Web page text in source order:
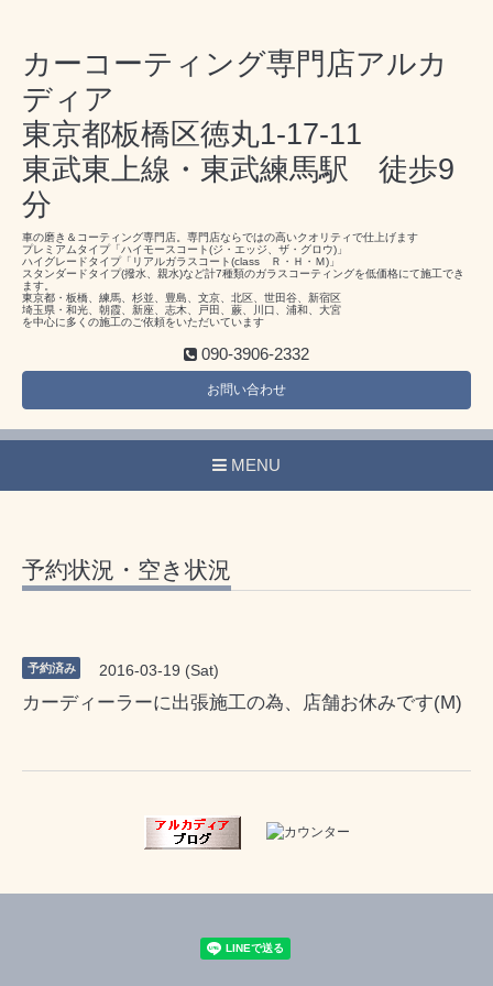
カーコーティング専門店アルカ
ディア
東京都板橋区徳丸1-17-11
東武東上線・東武練馬駅 徒歩9
分
車の磨き＆コーティング専門店。専門店ならではの高いクオリティで仕上げます
プレミアムタイプ「ハイモースコート(ジ・エッジ、ザ・グロウ)」
ハイグレードタイプ「リアルガラスコート(class Ｒ・Ｈ・Ｍ)」
スタンダードタイプ(撥水、親水)など計7種類のガラスコーティングを低価格にて施工でき
ます。
東京都・板橋、練馬、杉並、豊島、文京、北区、世田谷、新宿区
埼玉県・和光、朝霞、新座、志木、戸田、蕨、川口、浦和、大宮
を中心に多くの施工のご依頼をいただいています
090-3906-2332
お問い合わせ
MENU
予約状況・空き状況
予約済み 2016-03-19 (Sat)
カーディーラーに出張施工の為、店舗お休みです(M)